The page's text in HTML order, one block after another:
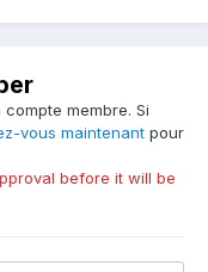
membre. Si
vous maintenant pour
before it will be